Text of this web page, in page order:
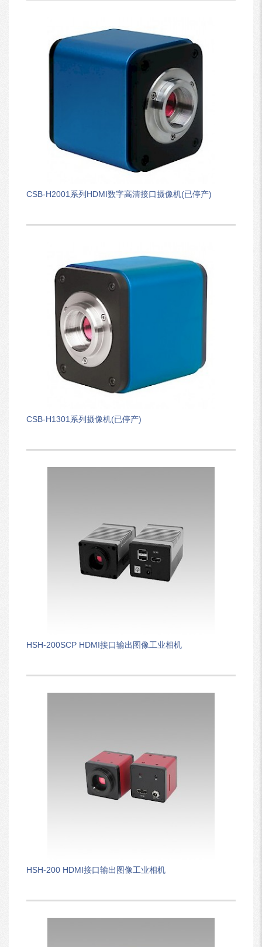
CSB-H2001系列HDMI数字高清接口摄像机(已停产)
CSB-H1301系列摄像机(已停产)
HSH-200SCP HDMI接口输出图像工业相机
HSH-200 HDMI接口输出图像工业相机